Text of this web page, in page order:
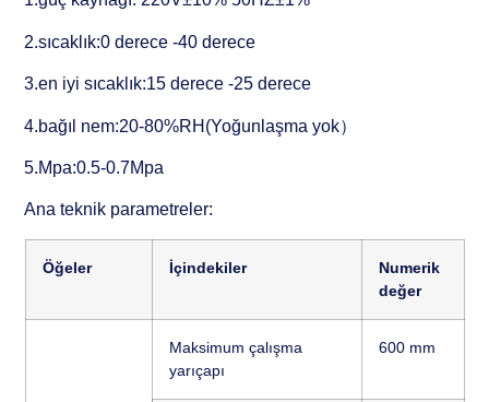
2.sıcaklık:0 derece -40 derece
3.en iyi sıcaklık:15 derece -25 derece
4.bağıl nem:20-80%RH(Yoğunlaşma yok）
5.Mpa:0.5-0.7Mpa
Ana teknik parametreler:
Öğeler İçindekiler Numerik
değer
Maksimum çalışma
yarıçapı
600 mm